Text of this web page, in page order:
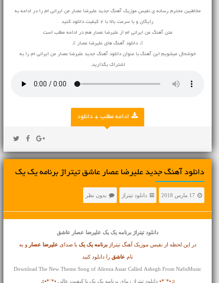
مخاطبین محترم رسانه ی نفیس موزیک آهنگ جدید علیرضا عصار من ایرانی ام را در ادامه به
رایگان و با سرعت بالا با 2 کیفیت دانلود کنید
متن آهنگ من ایرانی ام از علیرضا عصار هم در ادامه مطلب است
♫ دانلود آهنگ های علیرضا عصار ♫
خوشحال میشویم این آهنگ با عنوان دانلود آهنگ جدید علیرضا عصار من ایرانی ام را به
اشتراک بگذارید.
ادامه مطلب + دانلود
دانلود آهنگ جدید علیرضا عصار عاشق تیتراژ برنامه یک یک
17 مارس 2018 دانلود تیتراژ بدون نظر
دانلود تیتراژ برنامه یک یک علیرضا عصار عاشق
در این لحظه از نفیس موزیک آهنگ تیتراژبرنامه یک یک با صدای علیرضا عصار و به
نام عاشق را دانلود کنید
Download The New Theme Song of Alireza Assar Called Ashegh From NafisMusic
♫•*¨*• دانلود تیتراژ زیبای برنامه یک یک با کیفیت عالی•*¨*•♫